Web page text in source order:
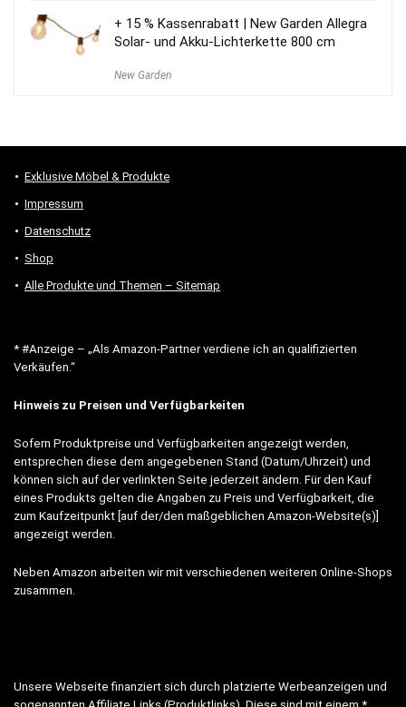
+ 15 % Kassenrabatt | New Garden Allegra
Solar- und Akku-Lichterkette 800 cm
New Garden
Exklusive Möbel & Produkte
Impressum
Datenschutz
Shop
Alle Produkte und Themen – Sitemap
* #Anzeige – „Als Amazon-Partner verdiene ich an qualifizierten
Verkäufen.“
Hinweis zu Preisen und Verfügbarkeiten
Sofern Produktpreise und Verfügbarkeiten angezeigt werden,
entsprechen diese dem angegebenen Stand (Datum/Uhrzeit) und
können sich auf der verlinkten Seite jederzeit ändern. Für den Kauf
eines Produkts gelten die Angaben zu Preis und Verfügbarkeit, die
zum Kaufzeitpunkt [auf der/den maßgeblichen Amazon-Website(s)]
angezeigt werden.
Neben Amazon arbeiten wir mit verschiedenen weiteren Online-Shops
zusammen.
Unsere Webseite finanziert sich durch platzierte Werbeanzeigen und